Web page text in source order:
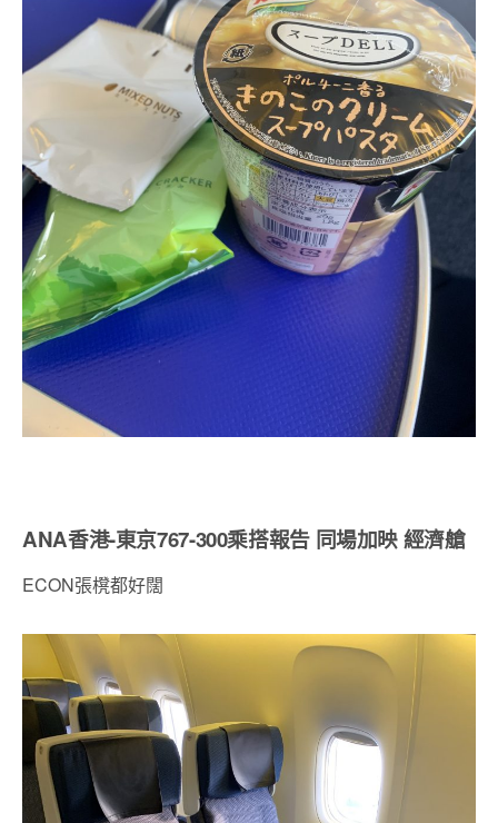
ANA香港-東京767-300乘搭報告 同場加映 經濟艙
ECON張櫈都好闊